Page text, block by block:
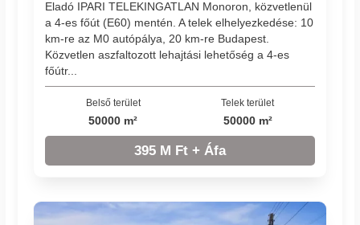
Eladó IPARI TELEKINGATLAN Monoron, közvetlenül
a 4-es főút (E60) mentén. A telek elhelyezkedése: 10
km-re az M0 autópálya, 20 km-re Budapest.
Közvetlen aszfaltozott lehajtási lehetőség a 4-es
főútr...
Belső terület
50000 m²
Telek terület
50000 m²
395 M Ft + Áfa